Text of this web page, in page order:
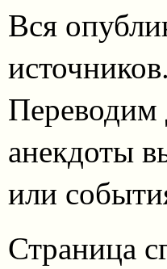
Вся
Переводим
анекдоты
или
Страница